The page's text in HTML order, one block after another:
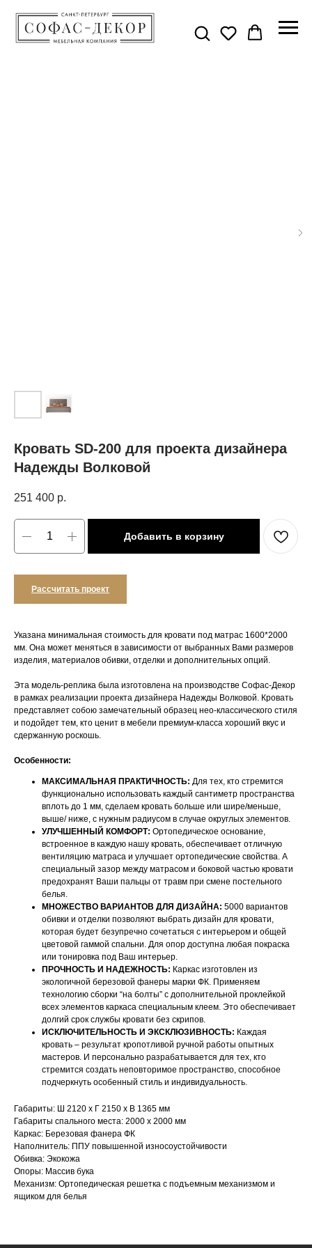
Кровать SD-200 для проекта дизайнера
Надежды Волковой
251 400 р.
Добавить в корзину
Рассчитать проект
Указана минимальная стоимость для кровати под матрас 1600*2000
мм. Она может меняться в зависимости от выбранных Вами размеров
изделия, материалов обивки, отделки и дополнительных опций.
Эта модель-реплика была изготовлена на производстве Софас-Декор
в рамках реализации проекта дизайнера Надежды Волковой. Кровать
представляет собою замечательный образец нео-классического стиля
и подойдет тем, кто ценит в мебели премиум-класса хороший вкус и
сдержанную роскошь.
Особенности:
МАКСИМАЛЬНАЯ ПРАКТИЧНОСТЬ: Для тех, кто стремится
функционально использовать каждый сантиметр пространства
вплоть до 1 мм, сделаем кровать больше или шире/меньше,
выше/ ниже, с нужным радиусом в случае округлых элементов.
УЛУЧШЕННЫЙ КОМФОРТ: Ортопедическое основание,
встроенное в каждую нашу кровать, обеспечивает отличную
вентиляцию матраса и улучшает ортопедические свойства. А
специальный зазор между матрасом и боковой частью кровати
предохранят Ваши пальцы от травм при смене постельного
белья.
МНОЖЕСТВО ВАРИАНТОВ ДЛЯ ДИЗАЙНА: 5000 вариантов
обивки и отделки позволяют выбрать дизайн для кровати,
которая будет безупречно сочетаться с интерьером и общей
цветовой гаммой спальни. Для опор доступна любая покраска
или тонировка под Ваш интерьер.
ПРОЧНОСТЬ И НАДЕЖНОСТЬ: Каркас изготовлен из
экологичной березовой фанеры марки ФК. Применяем
технологию сборки “на болты” с дополнительной проклейкой
всех элементов каркаса специальным клеем. Это обеспечивает
долгий срок службы кровати без скрипов.
ИСКЛЮЧИТЕЛЬНОСТЬ И ЭКСКЛЮЗИВНОСТЬ: Каждая
кровать – результат кропотливой ручной работы опытных
мастеров. И персонально разрабатывается для тех, кто
стремится создать неповторимое пространство, способное
подчеркнуть особенный стиль и индивидуальность.
Габариты: Ш 2120 х Г 2150 х В 1365 мм
Габариты спального места: 2000 х 2000 мм
Каркас: Березовая фанера ФК
Наполнитель: ППУ повышенной износоустойчивости
Обивка: Экокожа
Опоры: Массив бука
Механизм: Ортопедическая решетка с подъемным механизмом и
ящиком для белья
Воспользуйтесь формой обратной связи,
чтобы связаться с нами
НАШИ МЕНЕДЖЕРЫ ГОТОВЫ
ОТВЕТИТЬ НА ЛЮБЫЕ
ВОПРОСЫ
Оставьте данные для связи: